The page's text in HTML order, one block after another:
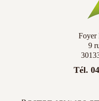
Foyer
9
Tél.